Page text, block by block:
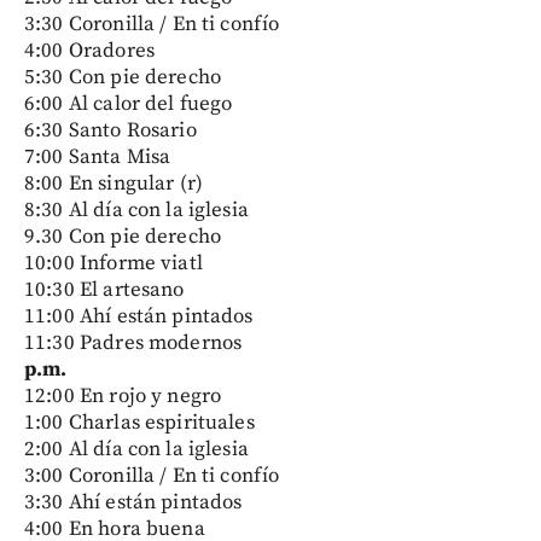
3:30 Coronilla / En ti confío
4:00 Oradores
5:30 Con pie derecho
6:00 Al calor del fuego
6:30 Santo Rosario
7:00 Santa Misa
8:00 En singular (r)
8:30 Al día con la iglesia
9.30 Con pie derecho
10:00 Informe viatl
10:30 El artesano
11:00 Ahí están pintados
11:30 Padres modernos
p.m.
12:00 En rojo y negro
1:00 Charlas espirituales
2:00 Al día con la iglesia
3:00 Coronilla / En ti confío
3:30 Ahí están pintados
4:00 En hora buena